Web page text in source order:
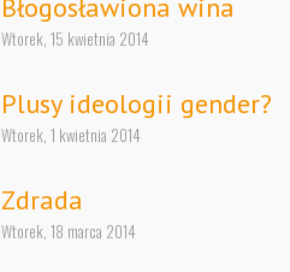
Błogosławiona wina
Wtorek, 15 kwietnia 2014
Plusy ideologii gender?
Wtorek, 1 kwietnia 2014
Zdrada
Wtorek, 18 marca 2014